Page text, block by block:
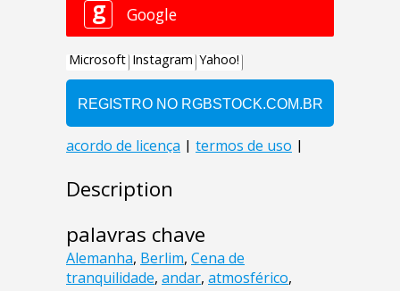
Description
palavras chave
Alemanha, Berlim, Cena de
tranquilidade, andar, atmosférico,